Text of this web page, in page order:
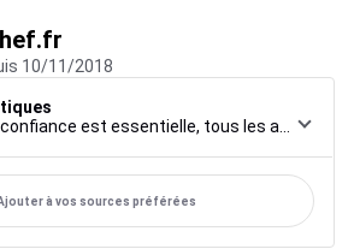
10/11/2018
à vos sources préférées